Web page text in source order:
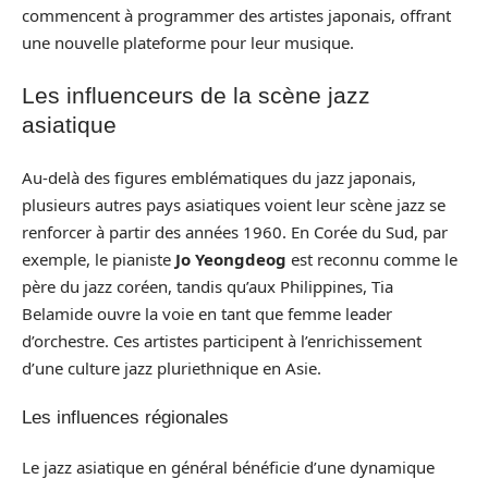
commencent à programmer des artistes japonais, offrant
une nouvelle plateforme pour leur musique.
Les influenceurs de la scène jazz
asiatique
Au-delà des figures emblématiques du jazz japonais,
plusieurs autres pays asiatiques voient leur scène jazz se
renforcer à partir des années 1960. En Corée du Sud, par
exemple, le pianiste Jo Yeongdeog est reconnu comme le
père du jazz coréen, tandis qu’aux Philippines, Tia
Belamide ouvre la voie en tant que femme leader
d’orchestre. Ces artistes participent à l’enrichissement
d’une culture jazz pluriethnique en Asie.
Les influences régionales
Le jazz asiatique en général bénéficie d’une dynamique